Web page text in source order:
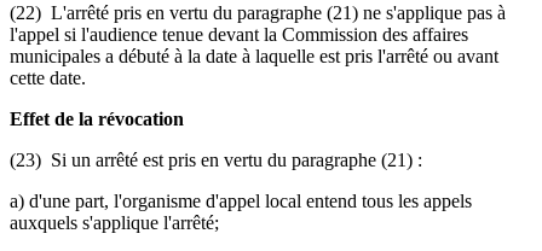
(22) L'arrêté pris en vertu du paragraphe (21) ne s'applique pas à
l'appel si l'audience tenue devant la Commission des affaires
municipales a débuté à la date à laquelle est pris l'arrêté ou avant
cette date.
Effet de la révocation
(23) Si un arrêté est pris en vertu du paragraphe (21) :
a) d'une part, l'organisme d'appel local entend tous les appels
auxquels s'applique l'arrêté;